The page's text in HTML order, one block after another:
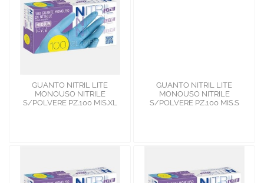
GUANTO NITRIL LITE
MONOUSO NITRILE
S/POLVERE PZ.100 MIS.XL
GUANTO NITRIL LITE
MONOUSO NITRILE
S/POLVERE PZ.100 MIS.S